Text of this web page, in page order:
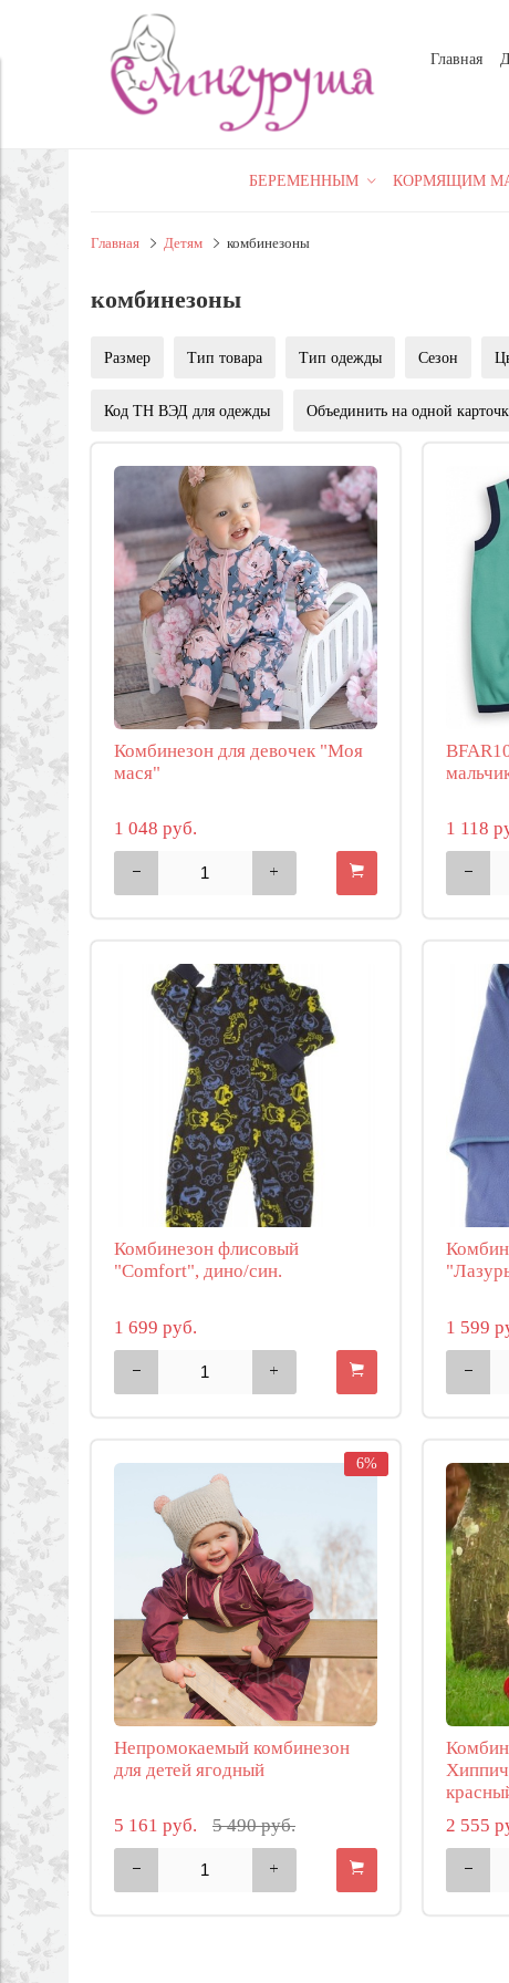
Главная
БЕРЕМЕННЫМ КОРМЯЩИМ
Главная Детям комбинезоны
комбинезоны
Размер Тип товара Тип одежды Сезон
Код ТН ВЭД для одежды Объединить на одной
Комбинезон для девочек "Моя
мася"
1 048 руб. 1 118
Комбинезон флисовый
"Comfort", дино/син.
1 699 руб. 1 599
6%
Непромокаемый комбинезон
для детей ягодный
5 161 руб. 5 490 руб.
2 555